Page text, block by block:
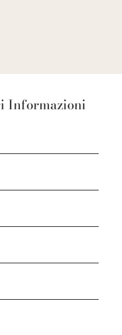
Informazioni